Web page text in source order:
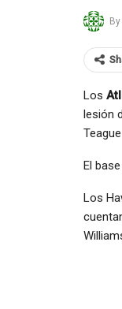
By
Los
lesión
El
Los